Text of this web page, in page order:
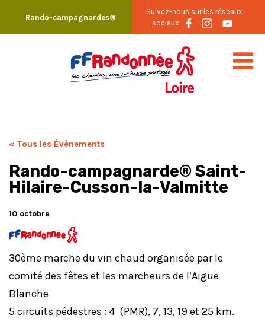
content
Rando-campagnardes®
Suivez-nous sur les réseaux
sociaux
« Tous les Évènements
Rando-campagnarde® Saint-
Hilaire-Cusson-la-Valmitte
10 octobre
30ème marche du vin chaud organisée par le
comité des fêtes et les marcheurs de l’Aigue
Blanche
5 circuits pédestres : 4 (PMR), 7, 13, 19 et 25 km.